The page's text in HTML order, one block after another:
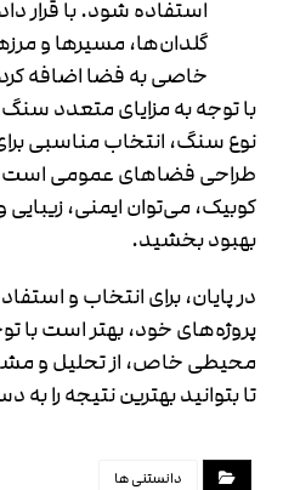
استفاده شود. با قرار
گلدان‌ها، مسیرها و
خاصی به فضا اضافه
با توجه به مزایای متعدد
نوع سنگ، انتخاب مناسبی
طراحی فضاهای عمومی است.
کوبیک، می‌توان ایمنی، زیبایی
بهبود بخشید.
در پایان، برای انتخاب و
پروژه‌های خود، بهتر است با
محیطی خاص، از تحلیل و
تا بتوانید بهترین نتیجه را به
دانستنی ها